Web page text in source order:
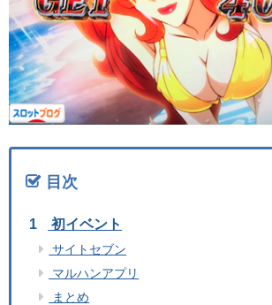
目次
初イベント
サイトセブン
マルハンアプリ
まとめ